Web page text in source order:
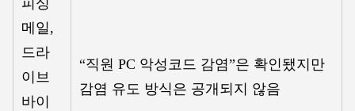
피싱
메일,
드라
이브
바이
“직원 PC 악성코드 감염”은 확인됐지만
감염 유도 방식은 공개되지 않음